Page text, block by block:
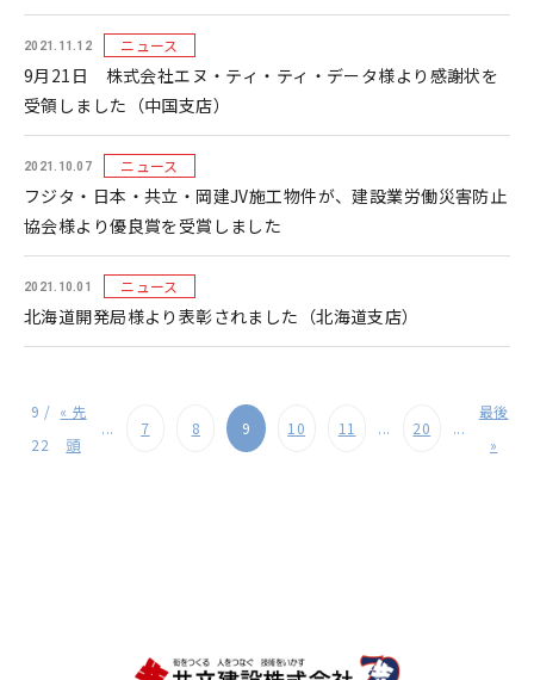
2021.11.12 ニュース
9月21日 株式会社エヌ・ティ・ティ・データ様より感謝状を
受領しました（中国支店）
2021.10.07 ニュース
フジタ・日本・共立・岡建JV施工物件が、建設業労働災害防止
協会様より優良賞を受賞しました
2021.10.01 ニュース
北海道開発局様より表彰されました（北海道支店）
9 /
22
« 先
頭
... 7 8 9 10 11 ... 20 ...
最後
»